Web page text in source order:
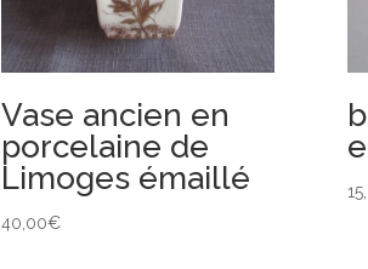
Vase ancien en
porcelaine de
Limoges émaillé
40,00€